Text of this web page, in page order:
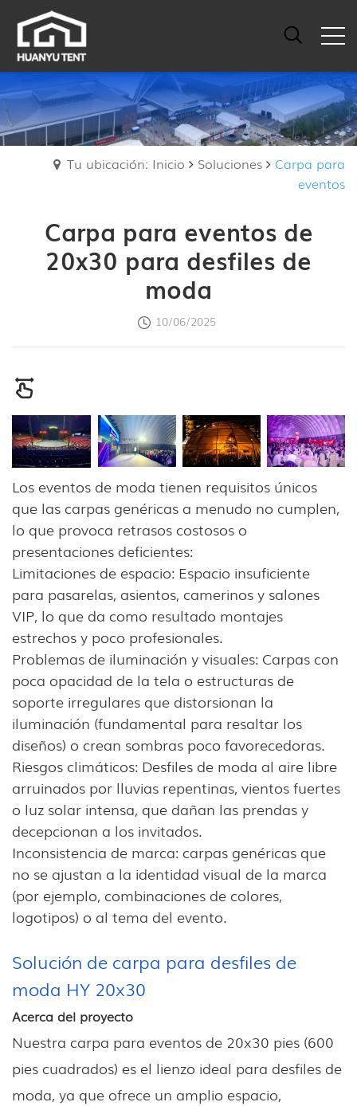
Tu ubicación: Inicio Soluciones
Carpa para
eventos
Carpa para eventos de
20x30 para desfiles de
moda
10/06/2025
Los eventos de moda tienen requisitos únicos
que las carpas genéricas a menudo no cumplen,
lo que provoca retrasos costosos o
presentaciones deficientes:
Limitaciones de espacio: Espacio insuficiente
para pasarelas, asientos, camerinos y salones
VIP, lo que da como resultado montajes
estrechos y poco profesionales.
Problemas de iluminación y visuales: Carpas con
poca opacidad de la tela o estructuras de
soporte irregulares que distorsionan la
iluminación (fundamental para resaltar los
diseños) o crean sombras poco favorecedoras.
Riesgos climáticos: Desfiles de moda al aire libre
arruinados por lluvias repentinas, vientos fuertes
o luz solar intensa, que dañan las prendas y
decepcionan a los invitados.
Inconsistencia de marca: carpas genéricas que
no se ajustan a la identidad visual de la marca
(por ejemplo, combinaciones de colores,
logotipos) o al tema del evento.
Solución de carpa para desfiles de
moda HY 20x30
Acerca del proyecto
Nuestra carpa para eventos de 20x30 pies (600
pies cuadrados) es el lienzo ideal para desfiles de
moda, ya que ofrece un amplio espacio,